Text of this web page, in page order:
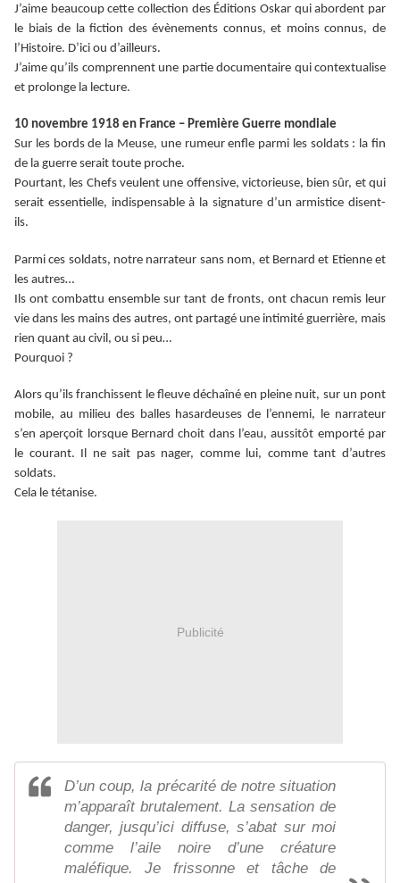
J’aime beaucoup cette collection des Éditions Oskar qui abordent par
le biais de la fiction des évènements connus, et moins connus, de
l’Histoire. D’ici ou d’ailleurs.
J’aime qu’ils comprennent une partie documentaire qui contextualise
et prolonge la lecture.
10 novembre 1918 en France – Première Guerre mondiale
Sur les bords de la Meuse, une rumeur enfle parmi les soldats : la fin
de la guerre serait toute proche.
Pourtant, les Chefs veulent une offensive, victorieuse, bien sûr, et qui
serait essentielle, indispensable à la signature d’un armistice disent-
ils.
Parmi ces soldats, notre narrateur sans nom, et Bernard et Etienne et
les autres…
Ils ont combattu ensemble sur tant de fronts, ont chacun remis leur
vie dans les mains des autres, ont partagé une intimité guerrière, mais
rien quant au civil, ou si peu…
Pourquoi ?
Alors qu’ils franchissent le fleuve déchaîné en pleine nuit, sur un pont
mobile, au milieu des balles hasardeuses de l’ennemi, le narrateur
s’en aperçoit lorsque Bernard choit dans l’eau, aussitôt emporté par
le courant. Il ne sait pas nager, comme lui, comme tant d’autres
soldats.
Cela le tétanise.
Publicité
D’un coup, la précarité de notre situation
m’apparaît brutalement. La sensation de
danger, jusqu’ici diffuse, s’abat sur moi
comme l’aile noire d’une créature
maléfique. Je frissonne et tâche de